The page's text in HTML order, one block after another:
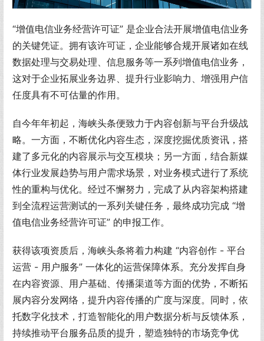
“增值电信业务经营许可证” 是企业合法开展增值电信业务
的关键凭证。拥有该许可证，企业能够合规开展诸如在线
数据处理与交易处理、信息服务等一系列增值电信业务，
这对于企业拓展业务边界、提升行业影响力、增强用户信
任度具有不可估量的作用。
自今年年初起，海峡头条便致力于内容创新与平台升级战
略。一方面，不断优化内容生态，深度挖掘优质资讯，搭
建了多元化的内容展示与交互模块；另一方面，结合新媒
体行业发展趋势与用户需求场景，对业务模式进行了系统
性的重构与优化。经过不懈努力，完成了从内容架构搭建
到全流程运营测试的一系列关键任务，最终成功完成 “增
值电信业务经营许可证” 的申报工作。
获得该项资质后，海峡头条将着力构建 “内容创作 - 平台
运营 - 用户服务” 一体化的运营保障体系。充分发挥自身
在内容资源、用户基础、传播渠道等方面的优势，不断拓
展内容分发网络，提升内容传播的广度与深度。同时，依
托数字化技术，打造智能化的用户数据分析与反馈体系，
持续推动平台服务品质的提升，塑造独特的市场竞争优